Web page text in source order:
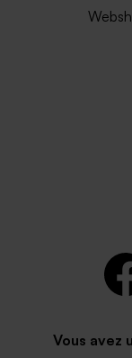
Vous avez